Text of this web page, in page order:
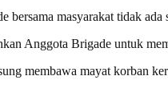
masyarakat tidak
Anggota Brigade untuk
membawa mayat